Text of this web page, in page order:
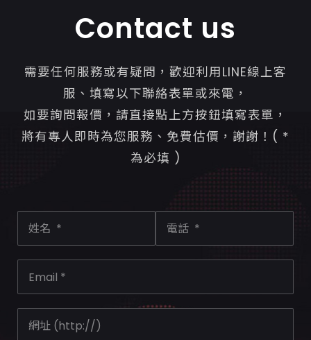
Contact us
需要任何服務或有疑問，歡迎利用LINE線上客
服、填寫以下聯絡表單或來電，
如要詢問報價，請直接點上方按鈕填寫表單，
將有專人即時為您服務、免費估價，謝謝！( *
為必填 )